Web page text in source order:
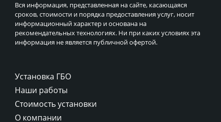
Вся информация, представленная на сайте, касающаяся
сроков, стоимости и порядка предоставления услуг, носит
информационный характер и основана на
рекомендательных технологиях. Ни при каких условиях эта
информация не является публичной офертой.
Установка ГБО
Наши работы
Стоимость установки
О компании